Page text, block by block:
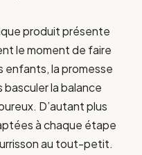
produit présente
le moment de faire
enfants, la promesse
la balance
D’autant plus
à chaque étape
au tout-petit.